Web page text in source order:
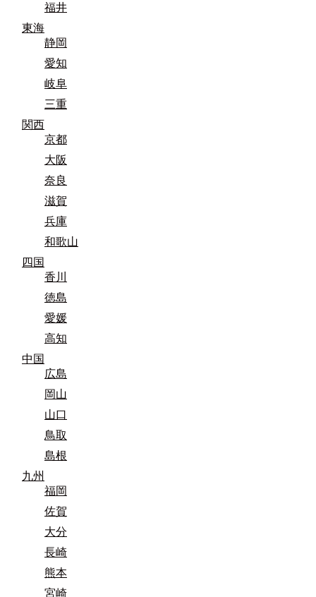
福井
東海
静岡
愛知
岐阜
三重
関西
京都
大阪
奈良
滋賀
兵庫
和歌山
四国
香川
徳島
愛媛
高知
中国
広島
岡山
山口
鳥取
島根
九州
福岡
佐賀
大分
長崎
熊本
宮崎